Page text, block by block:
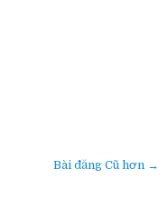
Bài đăng Cũ hơn →